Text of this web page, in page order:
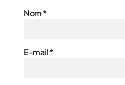
Nom*
E-mail*